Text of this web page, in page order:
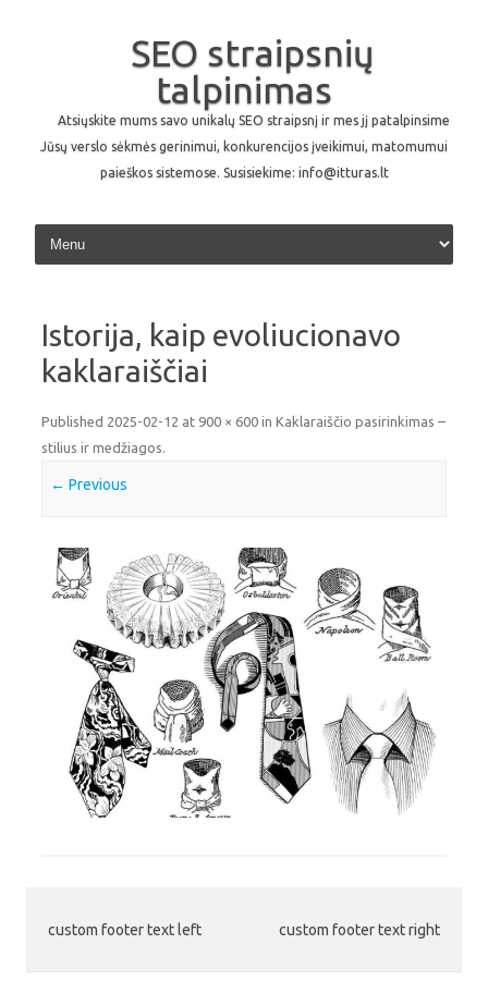
SEO straipsnių
talpinimas
Atsiųskite mums savo unikalų SEO straipsnį ir mes jį patalpinsime
Jūsų verslo sėkmės gerinimui, konkurencijos įveikimui, matomumui
paieškos sistemose. Susisiekime: info@itturas.lt
Skip to content
Istorija, kaip evoliucionavo
kaklaraiščiai
Published 2025-02-12 at 900 × 600 in Kaklaraiščio pasirinkimas –
stilius ir medžiagos.
← Previous
custom footer text left custom footer text right